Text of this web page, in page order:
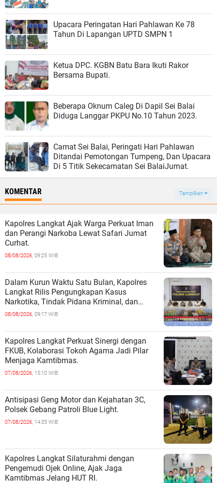
Upacara Peringatan Hari Pahlawan Ke 78
Tahun Di Lapangan UPTD SMPN 1
Ketua DPC. KGBN Batu Bara Ikuti Rakor
Bersama Bupati.
Beberapa Oknum Caleg Di Dapil Sei Balai
Diduga Langgar PKPU No.10 Tahun 2023.
Camat Sei Balai, Peringati Hari Pahlawan
Ditandai Pemotongan Tumpeng, Dan Upacara
Di 5 Titik Sekecamatan Sei BalaiJumat.
KOMENTAR Tampilkan
Kapolres Langkat Ajak Warga Perkuat Iman
dan Perangi Narkoba Lewat Safari Jumat
Curhat.
08/08/2026, 09:25 WIB
Dalam Kurun Waktu Satu Bulan, Kapolres
Langkat Rilis Pengungkapan Kasus
Narkotika, Tindak Pidana Kriminal, dan
Kekerasan Seksual terhadap Anak.
08/08/2026, 09:17 WIB
Kapolres Langkat Perkuat Sinergi dengan
FKUB, Kolaborasi Tokoh Agama Jadi Pilar
Menjaga Kamtibmas.
07/08/2026, 15:10 WIB
Antisipasi Geng Motor dan Kejahatan 3C,
Polsek Gebang Patroli Blue Light.
07/08/2026, 14:33 WIB
Kapolres Langkat Silaturahmi dengan
Pengemudi Ojek Online, Ajak Jaga
Kamtibmas Jelang HUT RI.